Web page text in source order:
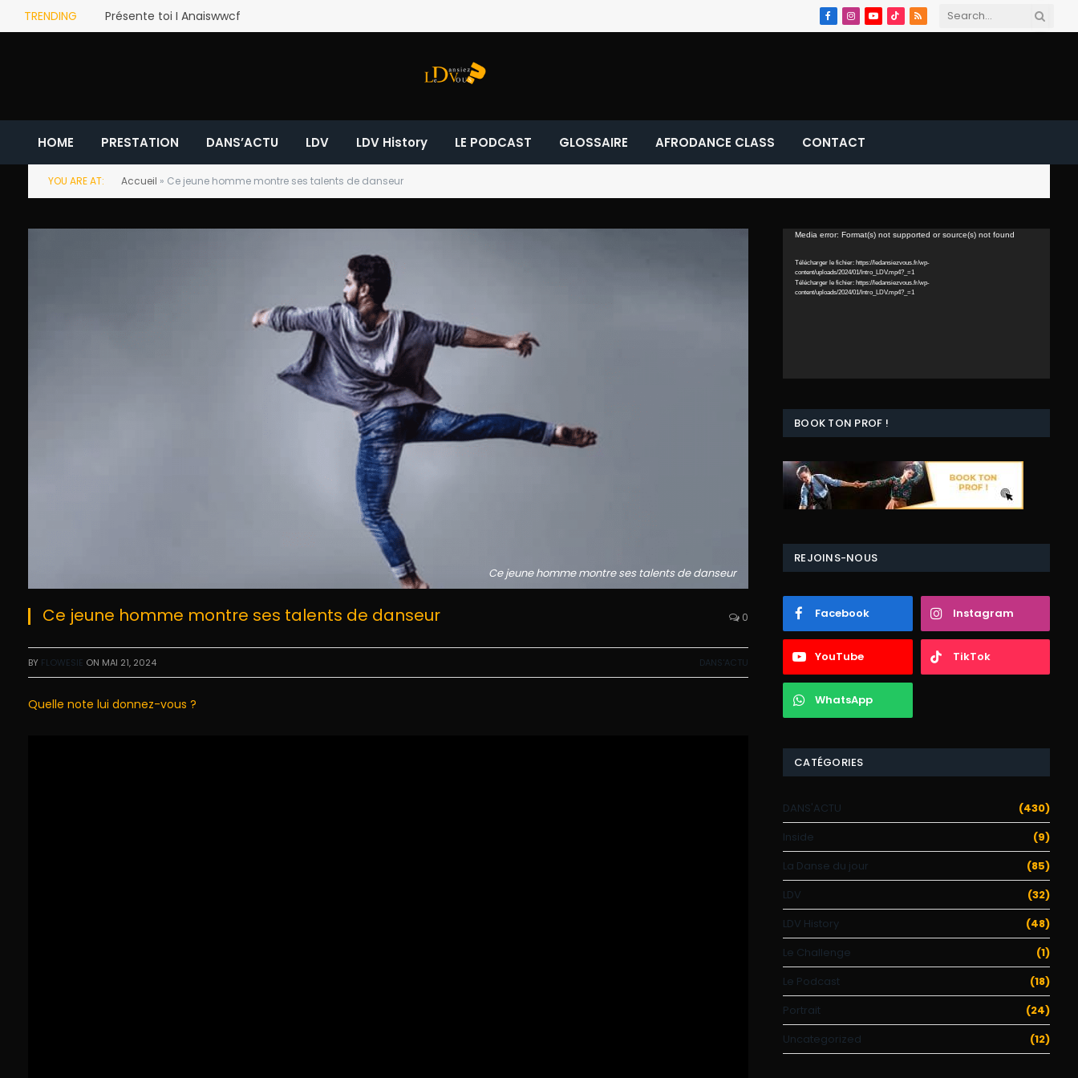
TRENDING Présente toi I Anaiswwcf Facebook
Instagram
YouTube
TikTok
RSS
HOME PRESTATION DANS’ACTU LDV LDV History LE PODCAST GLOSSAIRE AFRODANCE CLASS CONTACT
YOU ARE AT: Accueil » Ce jeune homme montre ses talents de danseur
Ce jeune homme montre ses talents de danseur
Ce jeune homme montre ses talents de danseur 0
BY FLOWESIE ON MAI 21, 2024 DANS'ACTU
Quelle note lui donnez-vous ?
Lecteur
Media error: Format(s) not supported or source(s) not found
Télécharger le fichier: https://ledansiezvous.fr/wp-
content/uploads/2024/01/Intro_LDV.mp4?_=1
Télécharger le fichier: https://ledansiezvous.fr/wp-
content/uploads/2024/01/Intro_LDV.mp4?_=1
BOOK TON PROF !
REJOINS-NOUS
Facebook Instagram
YouTube TikTok
WhatsApp
CATÉGORIES
DANS'ACTU
(430)
Inside
(9)
La Danse du jour
(85)
LDV
(32)
LDV History
(48)
Le Challenge
(1)
Le Podcast
(18)
Portrait
(24)
Uncategorized
(12)